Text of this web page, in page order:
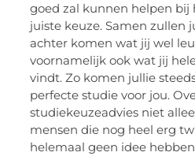
goed zal kunnen helpen bij
juiste keuze. Samen zullen
achter komen wat jij wel
voornamelijk ook wat jij
vindt. Zo komen jullie
perfecte studie voor jou.
studiekeuzeadvies niet
mensen die nog heel erg
helemaal geen idee